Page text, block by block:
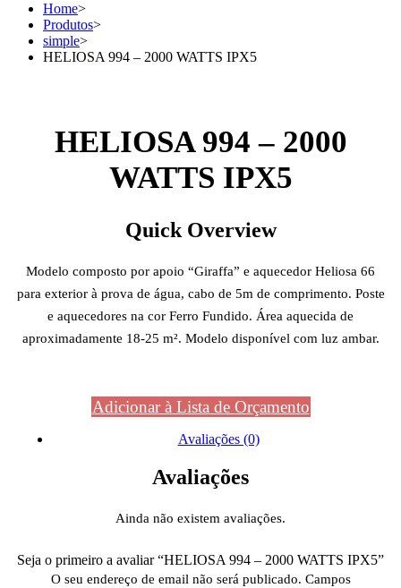
Home>
Produtos>
simple>
HELIOSA 994 – 2000 WATTS IPX5
HELIOSA 994 – 2000
WATTS IPX5
Quick Overview
Modelo composto por apoio “Giraffa” e aquecedor Heliosa 66
para exterior à prova de água, cabo de 5m de comprimento. Poste
e aquecedores na cor Ferro Fundido. Área aquecida de
aproximadamente 18-25 m². Modelo disponível com luz ambar.
Adicionar à Lista de Orçamento
Avaliações (0)
Avaliações
Ainda não existem avaliações.
Seja o primeiro a avaliar “HELIOSA 994 – 2000 WATTS IPX5”
O seu endereço de email não será publicado. Campos